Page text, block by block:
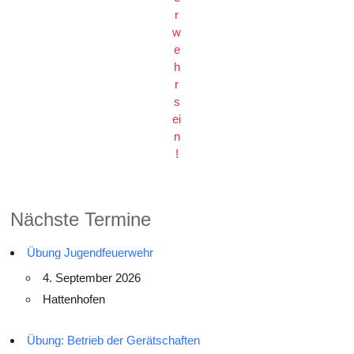
r
w
e
h
r
s
ei
n
!
Nächste Termine
Übung Jugendfeuerwehr
4. September 2026
Hattenhofen
Übung: Betrieb der Gerätschaften